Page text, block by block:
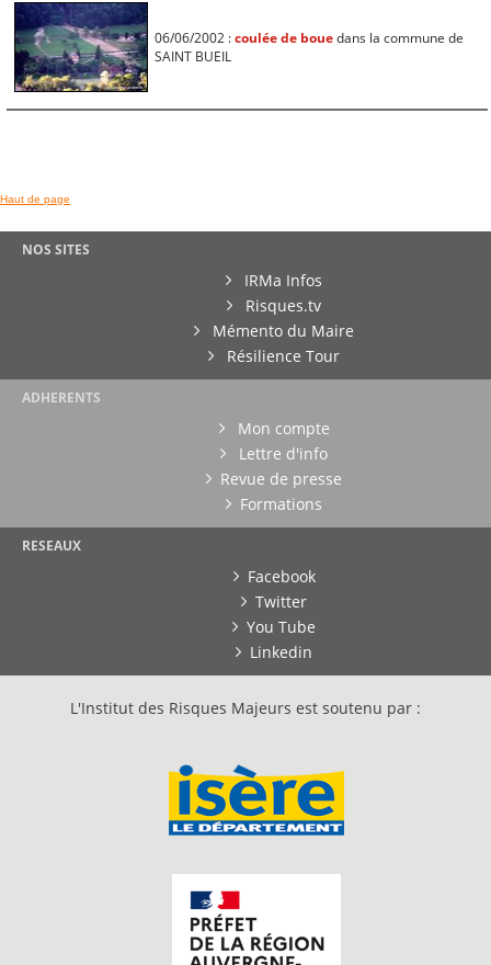
06/06/2002 :coulée de bouedans la commune de
SAINT BUEIL
Haut de page
NOS SITES
IRMa Infos
Risques.tv
Mémento du Maire
Résilience Tour
ADHERENTS
Mon compte
Lettre d'info
Revue de presse
Formations
RESEAUX
Facebook
Twitter
You Tube
Linkedin
L'Institut des Risques Majeurs est soutenu par :